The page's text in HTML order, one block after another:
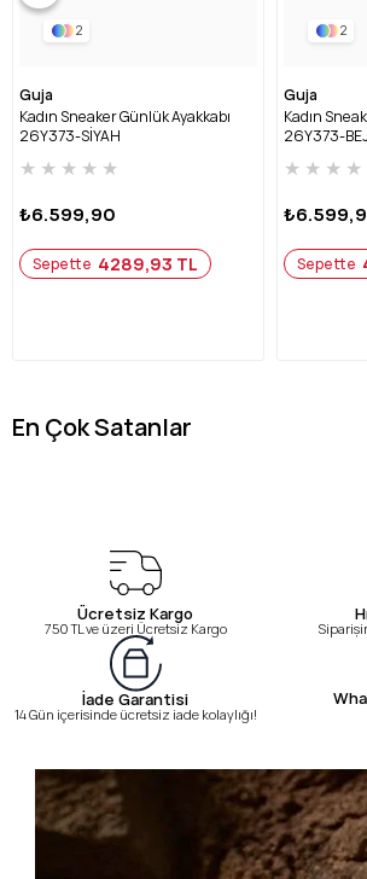
2
Guja
Kadın Sneaker Günlük Ayakkabı
26Y373-SİYAH
★ ★ ★ ★ ★
₺6.599,90
Sepette 4289,93 TL
2
Guja
Kadın
26Y373-BEJ
★ ★ ★ ★
Sepette
En Çok Satanlar
Ücretsiz Kargo
750 TL ve üzeri Ücretsiz Kargo
İade Garantisi
14 Gün içerisinde ücretsiz iade kolaylığı!